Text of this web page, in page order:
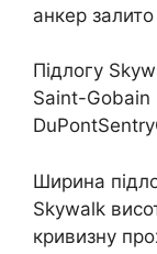
анкер
Підлогу
Saint-Gobain
Ширина
Skywalk
кривизну